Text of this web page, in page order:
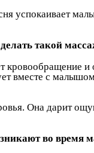
такой
и
с
Она дарит
во время